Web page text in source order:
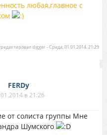
любая,главное с
digger-Среда, 01.01.2014, 21:29
FERDy
в 21:26
от солиста группы Мне
Шумского